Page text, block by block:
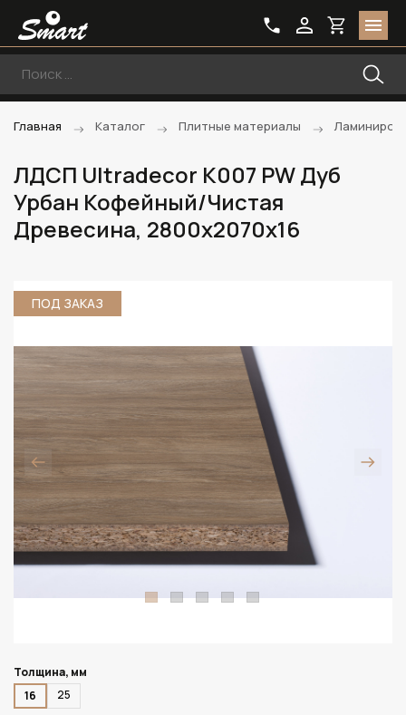
Главная Каталог Плитные материалы
ЛДСП Ultradecor K007 PW Дуб
Урбан Кофейный/Чистая
Древесина, 2800х2070х16
ПОД ЗАКАЗ
Толщина, мм
16
25